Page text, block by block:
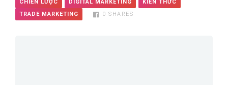
CHIẾN LƯỢC DIGITAL MARKETING
KIẾN THỨC
TRADE MARKETING
0 SHARES